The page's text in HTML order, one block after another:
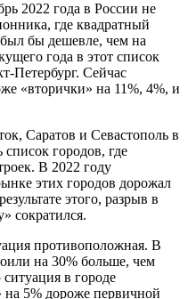
2022 года в России не
где квадратный
бы дешевле, чем на
года в этот список
Петербург. Сейчас
«вторички» на 11%, 4%, и
Саратов и Севастополь в
городов, где
В 2022 году
этих городов дорожал
этого, разрыв в
сократился.
противоположная. В
на 30% больше, чем
в городе
на 5% дороже первичной